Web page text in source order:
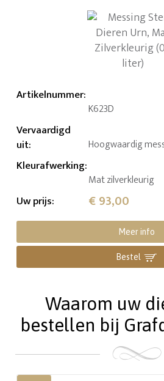
Artikelnummer:
K623D
Vervaardigd
uit: Hoogwaardig
Kleurafwerking:
Mat zilverkleurig
Uw prijs: € 93,00
Meer info
Bestel
Waarom uw
bestellen bij